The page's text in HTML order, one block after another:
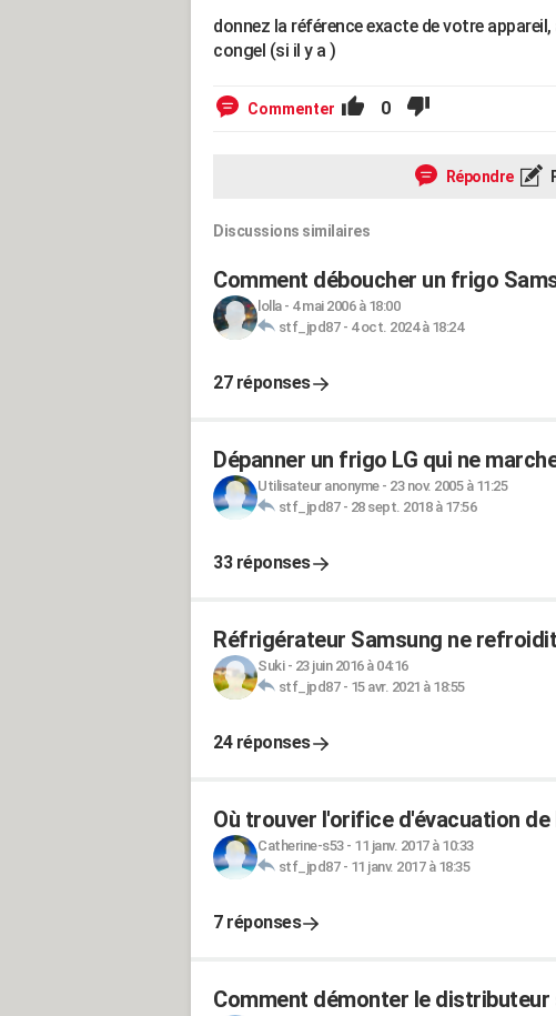
donnez la référence exacte de votre
congel (si il y a )
Commenter 0
Répondre
Discussions similaires
Comment déboucher un frigo
lolla- 4 mai 2006 à 18:00
stf_jpd87- 4 oct. 2024 à 18:24
27 réponses
Dépanner un frigo LG qui ne
Utilisateur anonyme- 23 nov. 2005 à 11:25
stf_jpd87- 28 sept. 2018 à 17:56
33 réponses
Réfrigérateur Samsung ne
Suki- 23 juin 2016 à 04:16
stf_jpd87- 15 avr. 2021 à 18:55
24 réponses
Où trouver l'orifice d'évacuation
Catherine-s53- 11 janv. 2017 à 10:33
stf_jpd87- 11 janv. 2017 à 18:35
7 réponses
Comment démonter le distributeur